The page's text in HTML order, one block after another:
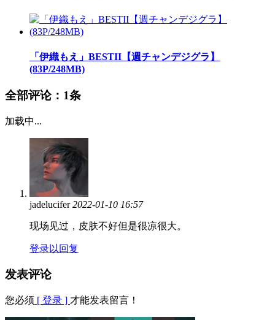
「伊織もえ」BESTII【週チャンデジグラ】
(83P/248MB)
全部评论： 1条
加载中...
jadelucifer 2022-01-10 16:57
现场见过，皮肤不好但是很凉很大。
登录以回复
发表评论
您必须 [ 登录 ] 才能发表留言！